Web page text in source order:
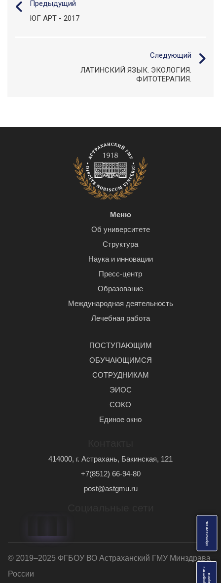
О
б
р
а
т
н
а
я
с
в
я
з
ь
Предыдущий
ЮГ АРТ - 2017
Следующий
ЛАТИНСКИЙ ЯЗЫК. ЭКОЛОГИЯ.
ФИТОТЕРАПИЯ.
Меню
Об университете
Структура
Наука и инновации
Пресс-центр
Образование
Международная деятельность
Лечебная работа
ПОСТУПАЮЩИМ
ОБУЧАЮЩИМСЯ
СОТРУДНИКАМ
ЭИОС
СОКО
Единое окно
414000, г. Астрахань, Бакинская, 121
+7(8512) 66-94-80
post@astgmu.ru
© 2019–2025 ФГБОУ ВО Астраханский ГМУ Минздрава
России